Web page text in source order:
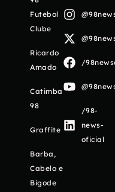
Futebol
Clube
Ricardo
Amado
Catimba
98
Graffite
Barba,
Cabelo e
Bigode
/
/98-
news-
oficial